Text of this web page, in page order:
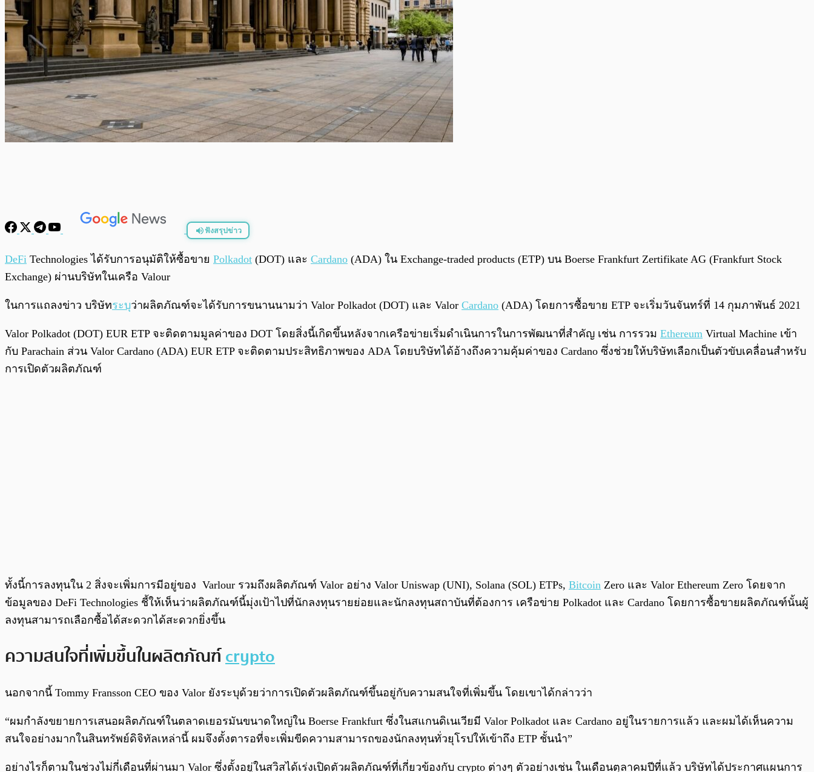
ฟังสรุปข่าว
พร้อมเล่น 0:00 0:00
DeFi Technologies ได้รับการอนุมัติให้ซื้อขาย Polkadot (DOT) และ Cardano (ADA) ใน Exchange-traded products (ETP) บน Boerse Frankfurt Zertifikate AG (Frankfurt Stock
Exchange) ผ่านบริษัทในเครือ Valour
ในการแถลงข่าว บริษัทระบุว่าผลิตภัณฑ์จะได้รับการขนานนามว่า Valor Polkadot (DOT) และ Valor Cardano (ADA) โดยการซื้อขาย ETP จะเริ่มวันจันทร์ที่ 14 กุมภาพันธ์ 2021
Valor Polkadot (DOT) EUR ETP จะติดตามมูลค่าของ DOT โดยสิ่งนี้เกิดขึ้นหลังจากเครือข่ายเริ่มดำเนินการในการพัฒนาที่สำคัญ เช่น การรวม Ethereum Virtual Machine เข้า
กับ Parachain ส่วน Valor Cardano (ADA) EUR ETP จะติดตามประสิทธิภาพของ ADA โดยบริษัทได้อ้างถึงความคุ้มค่าของ Cardano ซึ่งช่วยให้บริษัทเลือกเป็นตัวขับเคลื่อนสำหรับ
การเปิดตัวผลิตภัณฑ์
ทั้งนี้การลงทุนใน 2 สิ่งจะเพิ่มการมีอยู่ของ Varlour รวมถึงผลิตภัณฑ์ Valor อย่าง Valor Uniswap (UNI), Solana (SOL) ETPs, Bitcoin Zero และ Valor Ethereum Zero โดยจาก
ข้อมูลของ DeFi Technologies ชี้ให้เห็นว่าผลิตภัณฑ์นี้มุ่งเป้าไปที่นักลงทุนรายย่อยและนักลงทุนสถาบันที่ต้องการ เครือข่าย Polkadot และ Cardano โดยการซื้อขายผลิตภัณฑ์นั้นผู้
ลงทุนสามารถเลือกซื้อได้สะดวกได้สะดวกยิ่งขึ้น
ความสนใจที่เพิ่มขึ้นในผลิตภัณฑ์crypto
นอกจากนี้ Tommy Fransson CEO ของ Valor ยังระบุด้วยว่าการเปิดตัวผลิตภัณฑ์ขึ้นอยู่กับความสนใจที่เพิ่มขึ้น โดยเขาได้กล่าวว่า
“ผมกำลังขยายการเสนอผลิตภัณฑ์ในตลาดเยอรมันขนาดใหญ่ใน Boerse Frankfurt ซึ่งในสแกนดิเนเวียมี Valor Polkadot และ Cardano อยู่ในรายการแล้ว และผมได้เห็นความ
สนใจอย่างมากในสินทรัพย์ดิจิทัลเหล่านี้ ผมจึงตั้งตารอที่จะเพิ่มขีดความสามารถของนักลงทุนทั่วยุโรปให้เข้าถึง ETP ชั้นนำ”
อย่างไรก็ตามในช่วงไม่กี่เดือนที่ผ่านมา Valor ซึ่งตั้งอยู่ในสวิสได้เร่งเปิดตัวผลิตภัณฑ์ที่เกี่ยวข้องกับ crypto ต่างๆ ตัวอย่างเช่น ในเดือนตุลาคมปีที่แล้ว บริษัทได้ประกาศแผนการ